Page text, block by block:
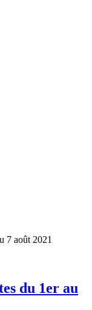
7 août 2021
du 1er au